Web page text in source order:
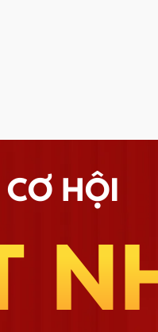
HỘI